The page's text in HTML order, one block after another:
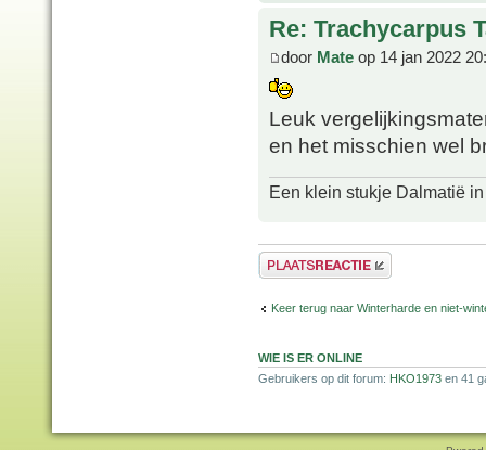
Re: Trachycarpus
door Mate op 14 jan 2022
Leuk
en het misschien wel
Een klein stukje Dalmatië
Plaats een reactie
Keer terug naar Winterharde en niet-
WIE IS ER ONLINE
Gebruikers op dit forum: HKO1973 en 41